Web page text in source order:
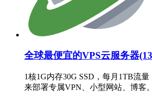
全球最便宜的VPS云服务器
1核1G内存30G SSD，每月1TB流
来部署专属VPN、小型网站、博客。